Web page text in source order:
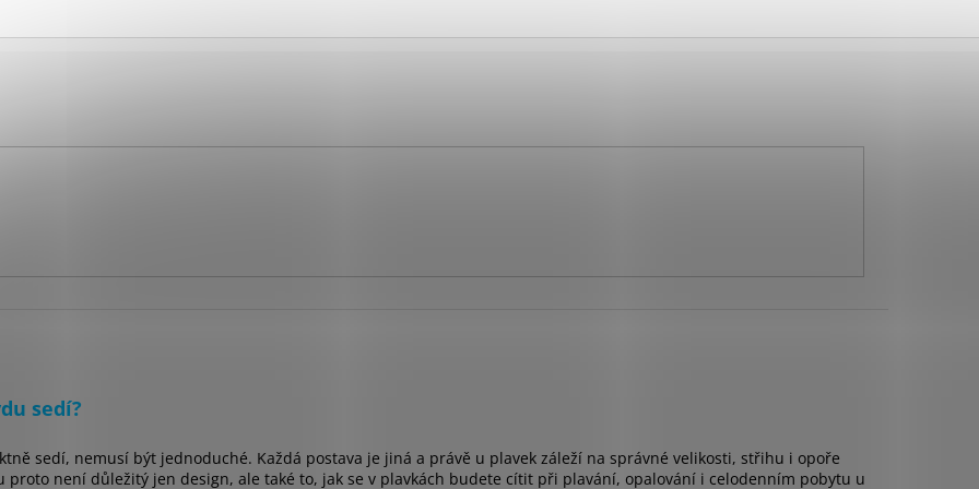
sedí?
sedí, nemusí být jednoduché. Každá postava je jiná a právě u plavek záleží na správné velikosti, střihu i opoře
proto není důležitý jen design, ale také to, jak se v plavkách budete cítit při plavání, opalování i celodenním pobytu u